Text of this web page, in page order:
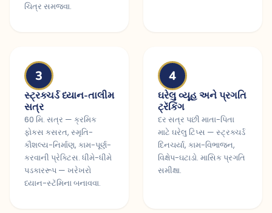
ચિત્ર સમજવા.
3
સ્ટ્રક્ચર્ડ ધ્યાન-તાલીમ
સત્ર
60 મિ. સત્ર — ક્રમિક
ફોકસ કસરત, સ્મૃતિ-
કૌશલ્ય-નિર્માણ, કામ-પૂર્ણ-
કરવાની પ્રેક્ટિસ. ધીમે-ધીમે
પડકારરૂપ — ખરેખરો
ધ્યાન-સ્ટૅમિના બનાવવા.
4
ઘરેલુ વ્યૂહ અને પ્રગતિ
ટ્રૅકિંગ
દર સત્ર પછી માતા-પિતા
માટે ઘરેલુ ટિપ્સ — સ્ટ્રક્ચર્ડ
દિનચર્યા, કામ-વિભાજન,
વિક્ષેપ-ઘટાડો. માસિક પ્રગતિ
સમીક્ષા.